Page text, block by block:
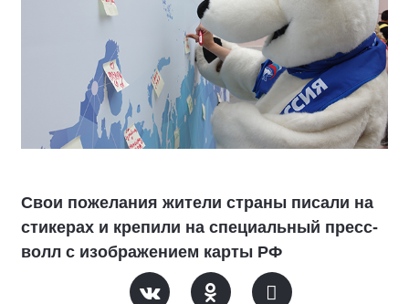
Свои пожелания жители страны писали на
стикерах и крепили на специальный пресс-
волл с изображением карты РФ